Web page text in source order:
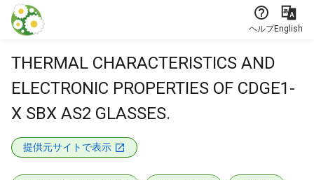
本文に飛ぶ
ヘルプEnglish
THERMAL CHARACTERISTICS AND
ELECTRONIC PROPERTIES OF CDGE1-
X SBX AS2 GLASSES.
提供元サイトで表示